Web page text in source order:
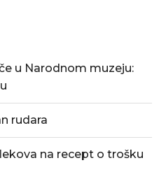
u Narodnom muzeju:
rudara
na recept o trošku